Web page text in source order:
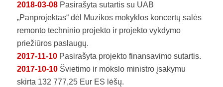
2018-03-08Pasirašyta sutartis su UAB
„Panprojektas“ dėl Muzikos mokyklos koncertų salės
remonto techninio projekto ir projekto vykdymo
priežiūros paslaugų.
2017-11-10Pasirašyta projekto finansavimo sutartis.
2017-10-10Švietimo ir mokslo ministro įsakymu
skirta 132 777,25 Eur ES lėšų.